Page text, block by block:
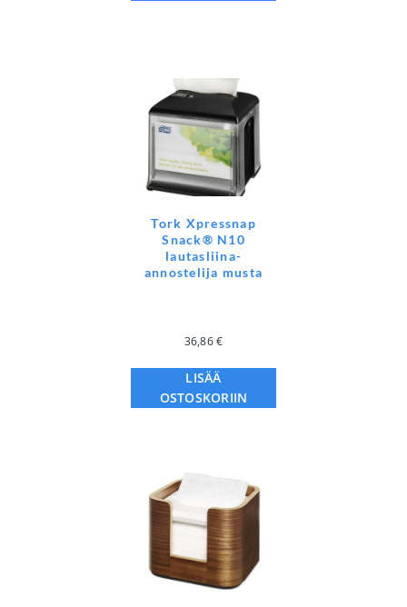
Tork Xpressnap
Snack® N10
lautasliina-
annostelija musta
36,86€
LISÄÄ
OSTOSKORIIN